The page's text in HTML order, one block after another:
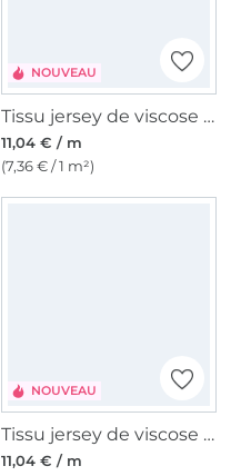
NOUVEAU
Tissu jersey de viscose Polka Dots, bordeaux
11,04 € / m
(7,36 € / 1 m²)
NOUVEAU
Tissu jersey de viscose Botanical Meadow, vert olive
11,04 € / m